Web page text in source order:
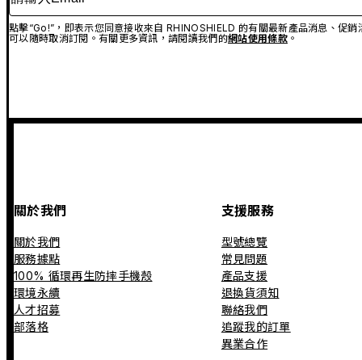
點擊“Go!”，即表示您同意接收來自 RHINOSHIELD 的有關最新產品消息、促
可以隨時取消訂閱。有關更多資訊，請閱讀我們的網站使用條款。
關於我們
關於我們
服務據點
100% 循環再生防摔手機殼
環境永續
人才招募
部落格
支援服務
型號總覽
常見問題
產品支援
退換貨須知
聯絡我們
追蹤我的訂單
異業合作